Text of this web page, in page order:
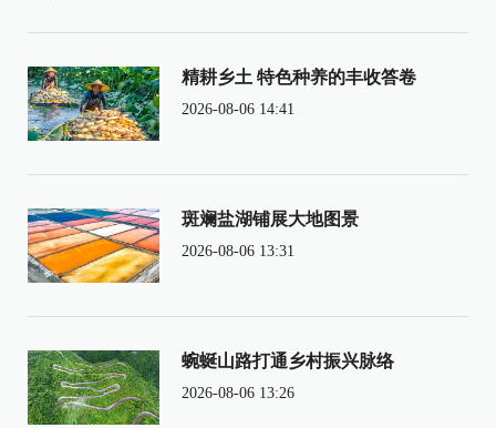
精耕乡土 特色种养的丰收答卷
2026-08-06 14:41
斑斓盐湖铺展大地图景
2026-08-06 13:31
蜿蜒山路打通乡村振兴脉络
2026-08-06 13:26